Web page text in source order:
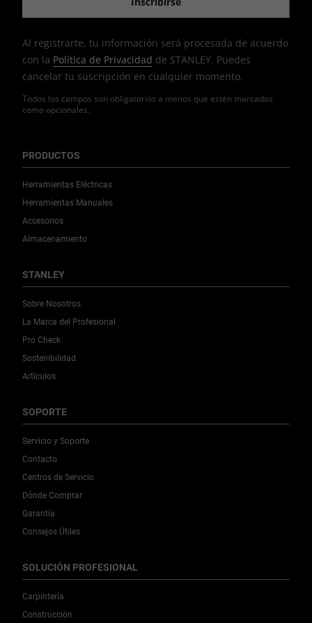
Todos los campos son obligatorios a menos que estén marcados
como opcionales.
Al registrarte, tu información será procesada de acuerdo
con la Política de Privacidad de STANLEY. Puedes
cancelar tu suscripción en cualquier momento.
PRODUCTOS
Herramientas Eléctricas
Herramientas Manuales
Accesorios
Almacenamiento
STANLEY
Sobre Nosotros
La Marca del Profesional
Pro Check
Sostenibilidad
Artículos
SOPORTE
Servicio y Soporte
Contacto
Centros de Servicio
Dónde Comprar
Garantía
Consejos Útiles
SOLUCIÓN PROFESIONAL
Carpintería
Construcción